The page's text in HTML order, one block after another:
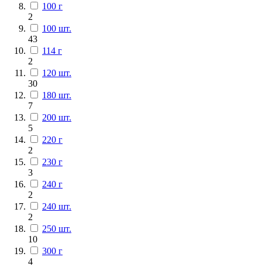
100 г
2
100 шт.
43
114 г
2
120 шт.
30
180 шт.
7
200 шт.
5
220 г
2
230 г
3
240 г
2
240 шт.
2
250 шт.
10
300 г
4